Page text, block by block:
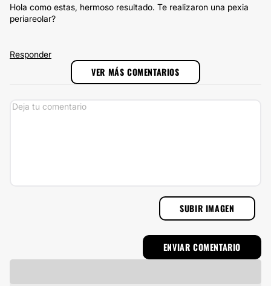
Hola como estas, hermoso resultado. Te realizaron una pexia
periareolar?
Responder
VER MÁS COMENTARIOS
SUBIR IMAGEN